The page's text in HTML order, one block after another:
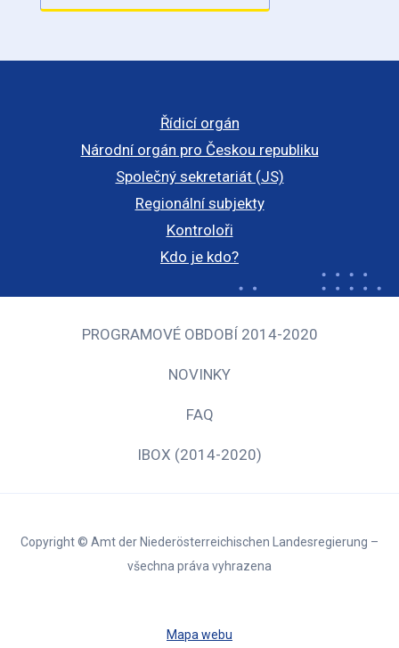
Řídicí orgán
Národní orgán pro Českou republiku
Společný sekretariát (JS)
Regionální subjekty
Kontroloři
Kdo je kdo?
PROGRAMOVÉ OBDOBÍ 2014-2020
NOVINKY
FAQ
IBOX (2014-2020)
Copyright © Amt der Niederösterreichischen Landesregierung –
všechna práva vyhrazena
Mapa webu